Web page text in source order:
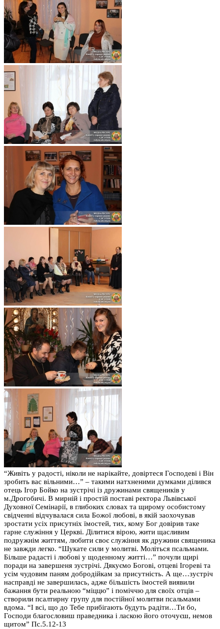
“Живіть у радості, ніколи не нарікайте, довіртеся Господеві і Він
зробить вас вільними…” – такими натхненими думками ділився
отець Ігор Бойко на зустрічі із дружинами священиків у
м.Дрогобичі. В мирній і простій поставі ректора Львівської
Духовної Семінарії, в глибоких словах та щирому особистому
свідченні відчувалася сила Божої любові, в якій заохочував
зростати усіх присутніх їмостей, тих, кому Бог довірив таке
гарне служіння у Церкві. Ділитися вірою, жити щасливим
подружнім життям, любити своє служіння як дружини священика
не завжди легко. “Шукате сили у молитві. Моліться псальмами.
Більше радасті і любові у щоденному житті…” почули щирі
поради на завершеня зустрічі. Дякуємо Богові, отцеві Ігореві та
усім чудовим паням добродійкам за присутність. А ще…зустріч
насправді не завершилась, адже більшість їмостей виявили
бажання бути реальною “міццю” і поміччю для своїх отців –
створили псалтирну групу для постійної молитви псальмами
вдома. “І всі, що до Тебе прибігають будуть радіти…Ти бо,
Господи благословиш праведника і ласкою його оточуєш, немов
щитом” Пс.5.12-13